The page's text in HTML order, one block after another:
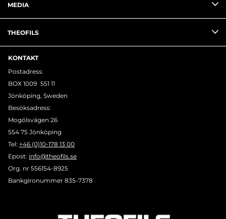
MEDIA
THEOFILS
KONTAKT
Postadress:
BOX 1009 551 11
Jönköping, Sweden
Besöksadress:
Mogölsvägen 26
554 75 Jönköping
Tel: +46 (0)10-178 13 00
Epost: info@theofils.se
Org. nr 556154-8925
Bankgironummer 835-7378